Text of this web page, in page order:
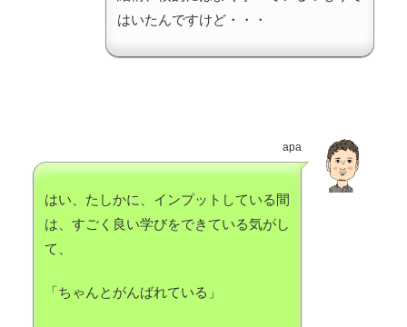
はいたんですけど・・・
apa
はい、たしかに、インプットしている間
は、すごく良い学びをできている気がし
て、
「ちゃんとがんばれている」